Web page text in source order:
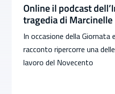
Online il podcast
tragedia di Marcinelle
In occasione della
racconto ripercorre una
lavoro del Novecento